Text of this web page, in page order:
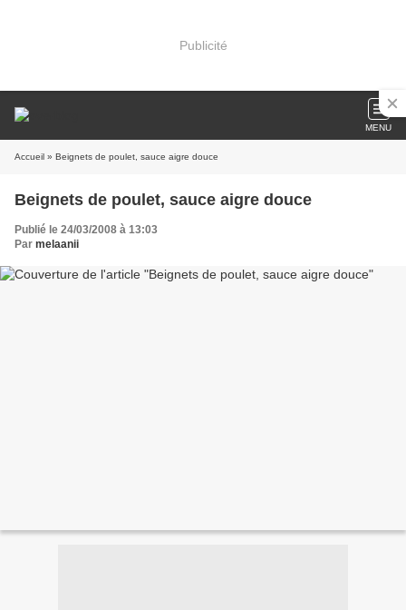
Publicité
MENU
Accueil » Beignets de poulet, sauce aigre douce
Beignets de poulet, sauce aigre douce
Publié le 24/03/2008 à 13:03
Par melaanii